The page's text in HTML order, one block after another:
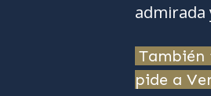
admirada
También
pide a